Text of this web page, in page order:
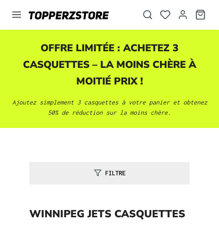
principal
OFFRE LIMITÉE : ACHETEZ 3
CASQUETTES – LA MOINS CHÈRE À
MOITIÉ PRIX !
Ajoutez simplement 3 casquettesà votre panier et obtenez
50% de réduction sur la moins chère.
FILTRE
WINNIPEG JETS CASQUETTES